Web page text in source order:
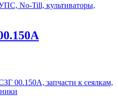
No-Till, культиваторы,
00.150А, запчасти к сеялкам,